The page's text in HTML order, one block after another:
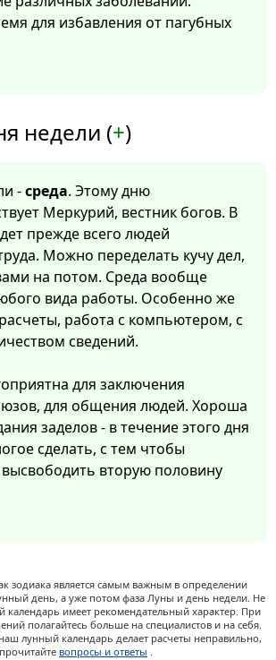
для избавления от пагубных
недели (+)
-среда. Этому дню
Меркурий, вестник богов. В
прежде всего людей
Можно переделать кучу дел,
на потом. Среда вообще
вида работы. Особенно же
работа с компьютером, с
сведений.
для заключения
для общения людей. Хороша
заделов - в течение этого дня
сделать, с тем чтобы
вторую половину
зодиака является самым важным в определении
день, а уже потом фаза Луны и день недели. Не
календарь имеет рекомендательный характер. При
полагайтесь больше на специалистов и на себя.
лунный календарь делает расчеты неправильно,
прочитайте вопросы и ответы .